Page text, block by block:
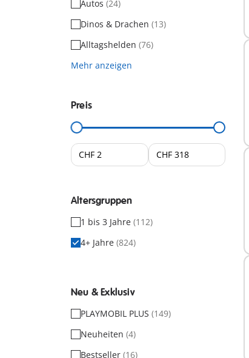
Autos (24)
Dinos & Drachen (13)
Alltagshelden (76)
Mehr anzeigen
Preis
Altersgruppen
1 bis 3 Jahre (112)
4+ Jahre (824)
Neu & Exklusiv
PLAYMOBIL PLUS (149)
Neuheiten (4)
Bestseller (16)